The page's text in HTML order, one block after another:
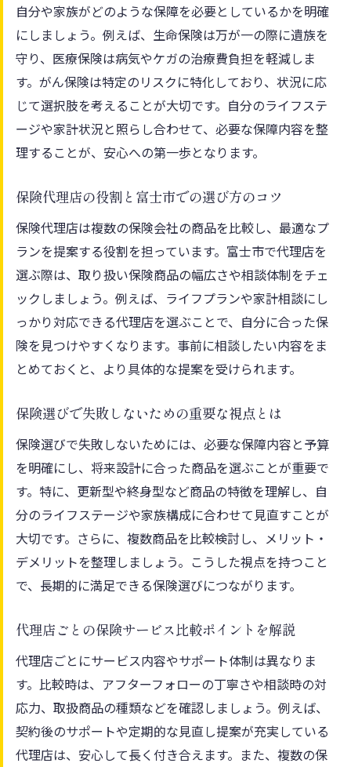
信頼できる代理店を富士市で見極める方法
信頼できる保険代理店の特徴を徹底解説
富士市で安心できる保険相談の進め方
保険選びに強い代理店の見分け方と実践例
富士市の保険代理店で重視すべきポイント
保険の専門知識が豊富な代理店の選び方
家族の安心を守る保険見直し術
家族構成に合った保険見直しのタイミング
生活変化に合わせた保険内容の最適化方法
保険見直しで重視すべき保障内容とその理
由
代理店に相談する際のポイントと準備事項
富士市で実践できる保険見直しの進め方
富士市で保険相談を効率よく進めるコツ
保険相談前に準備したい必要書類と情報
富士市の保険代理店で効率よく相談する方
法
オンライン相談と対面相談のメリット比較
相談時に押さえておきたい保険の質問例
保険代理店の活用で時間を有効に使うコツ
富士市で納得できる保険相談の進め方
保険のプロが伝える失敗しない選び方
ニーズに合った保険を見極めるポイント
複数代理店で比較検討する重要性について
保険商品の違いを理解して賢く選ぶ方法
相談時に活きるプロの視点とアドバイス
自分や家族がどのような保障を必要としているかを明確
にしましょう。例えば、生命保険は万が一の際に遺族を
守り、医療保険は病気やケガの治療費負担を軽減しま
す。がん保険は特定のリスクに特化しており、状況に応
じて選択肢を考えることが大切です。自分のライフステ
ージや家計状況と照らし合わせて、必要な保障内容を整
理することが、安心への第一歩となります。
保険代理店の役割と富士市での選び方のコツ
保険代理店は複数の保険会社の商品を比較し、最適なプ
ランを提案する役割を担っています。富士市で代理店を
選ぶ際は、取り扱い保険商品の幅広さや相談体制をチェ
ックしましょう。例えば、ライフプランや家計相談にし
っかり対応できる代理店を選ぶことで、自分に合った保
険を見つけやすくなります。事前に相談したい内容をま
とめておくと、より具体的な提案を受けられます。
保険選びで失敗しないための重要な視点とは
保険選びで失敗しないためには、必要な保障内容と予算
を明確にし、将来設計に合った商品を選ぶことが重要で
す。特に、更新型や終身型など商品の特徴を理解し、自
分のライフステージや家族構成に合わせて見直すことが
大切です。さらに、複数商品を比較検討し、メリット・
デメリットを整理しましょう。こうした視点を持つこと
で、長期的に満足できる保険選びにつながります。
代理店ごとの保険サービス比較ポイントを解説
代理店ごとにサービス内容やサポート体制は異なりま
す。比較時は、アフターフォローの丁寧さや相談時の対
応力、取扱商品の種類などを確認しましょう。例えば、
契約後のサポートや定期的な見直し提案が充実している
代理店は、安心して長く付き合えます。また、複数の保